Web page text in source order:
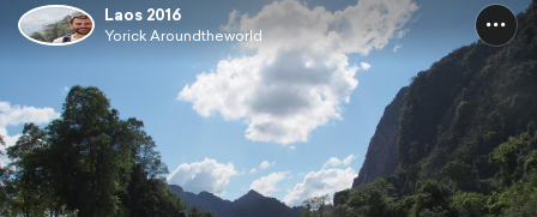
Laos 2016
Yorick Aroundtheworld